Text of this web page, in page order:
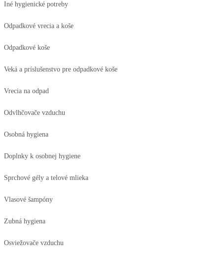
Iné hygienické potreby
Odpadkové vrecia a koše
Odpadkové koše
Veká a príslušenstvo pre odpadkové koše
Vrecia na odpad
Odvlhčovače vzduchu
Osobná hygiena
Doplnky k osobnej hygiene
Sprchové gély a telové mlieka
Vlasové šampóny
Zubná hygiena
Osviežovače vzduchu